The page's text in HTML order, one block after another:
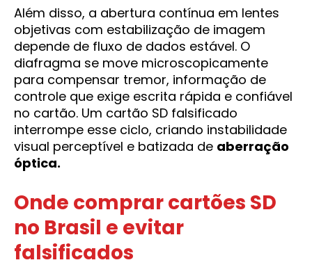
Além disso, a abertura contínua em lentes
objetivas com estabilização de imagem
depende de fluxo de dados estável. O
diafragma se move microscopicamente
para compensar tremor, informação de
controle que exige escrita rápida e confiável
no cartão. Um cartão SD falsificado
interrompe esse ciclo, criando instabilidade
visual perceptível e batizada de aberração
óptica.
Onde comprar cartões SD
no Brasil e evitar
falsificados